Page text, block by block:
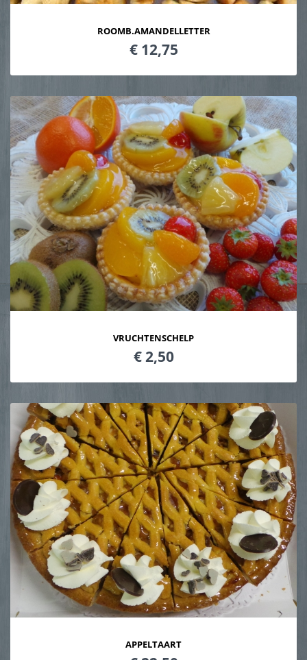
ROOMB.AMANDELLETTER
€ 12,75
VRUCHTENSCHELP
€ 2,50
APPELTAART